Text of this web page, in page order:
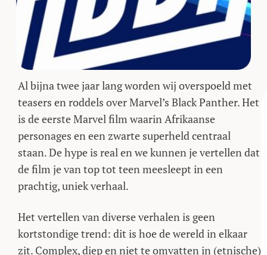
Al bijna twee jaar lang worden wij overspoeld met
teasers en roddels over Marvel’s Black Panther. Het
is de eerste Marvel film waarin Afrikaanse
personages en een zwarte superheld centraal
staan. De hype is real en we kunnen je vertellen dat
de film je van top tot teen meesleept in een
prachtig, uniek verhaal.
Het vertellen van diverse verhalen is geen
kortstondige trend: dit is hoe de wereld in elkaar
zit. Complex, diep en niet te omvatten in (etnische)